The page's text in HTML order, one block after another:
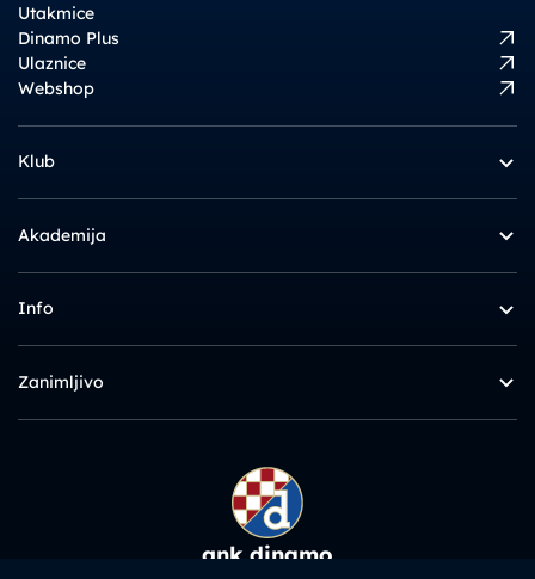
Utakmice
Dinamo Plus
Ulaznice
Webshop
Klub
Akademija
Info
Zanimljivo
gnk dinamo